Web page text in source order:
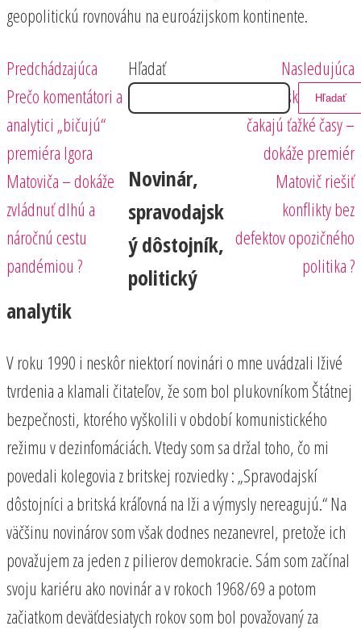
geopolitickú rovnováhu na euroázijskom kontinente.
Navigácia
v
článku
Predchádzajúci
príspevok
Predchádzajúca
Prečo komentátori a
analytici „bičujú“
premiéra Igora
Matoviča – dokáže
zvládnuť dlhú a
náročnú cestu
pandémiou ?
Nasledujúci
príspevok
Nasledujúca
Slovensko ešte len
čakajú ťažké časy –
dokáže premiér
Matovič riešiť
konflikty bez
defektov opozičného
politika ?
Hľadať
Hľadať
Novinár,
spravodajsk
ý dôstojník,
politický
analytik
V roku 1990 i neskôr niektorí novinári o mne uvádzali lživé
tvrdenia a klamali čitateľov, že som bol plukovníkom Štátnej
bezpečnosti, ktorého vyškolili v období komunistického
režimu v dezinfomáciách. Vtedy som sa držal toho, čo mi
povedali kolegovia z britskej rozviedky : „Spravodajskí
dôstojníci a britská kráľovná na lži a výmysly nereagujú.“ Na
väčšinu novinárov som však dodnes nezanevrel, pretože ich
považujem za jeden z pilierov demokracie. Sám som začínal
svoju kariéru ako novinár a v rokoch 1968/69 a potom
začiatkom deväťdesiatych rokov som bol považovaný za